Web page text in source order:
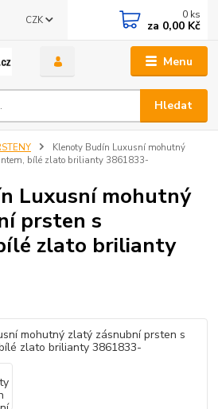
Menu
CZK
Hledat
0 ks
za 0,00 Kč
Klenoty Budín Luxusní mohutný
bílé zlato brilianty 3861833-
Luxusní mohutný
prsten s
zlato brilianty